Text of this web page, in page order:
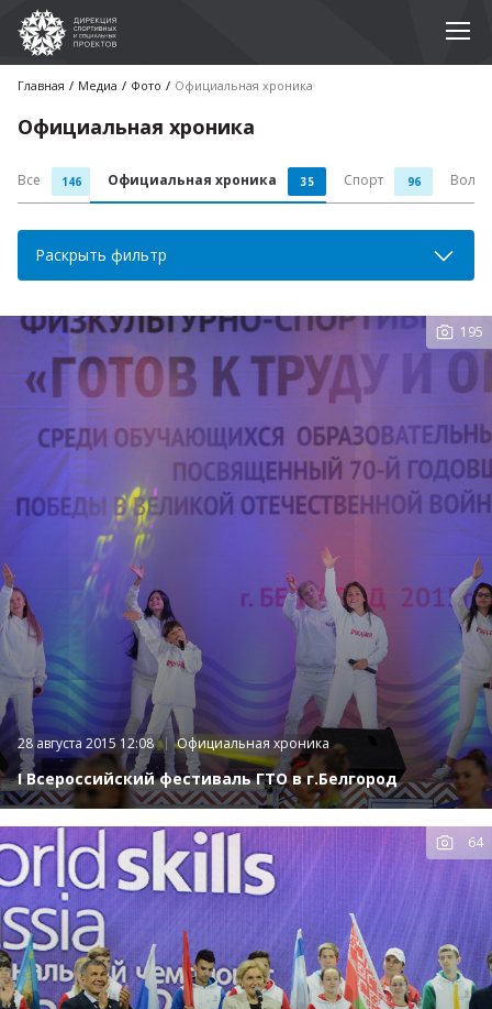
Главная Медиа Фото Официальная хроника
Официальная хроника
Все 146 Официальная хроника 35 Спорт 96
Раскрыть фильтр
195
28 августа 2015 12:08 Официальная хроника
I Всероссийский фестиваль ГТО в г.Белгород
64